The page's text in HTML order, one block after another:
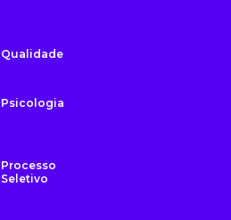
Qualidade
Psicologia
Processo
Seletivo